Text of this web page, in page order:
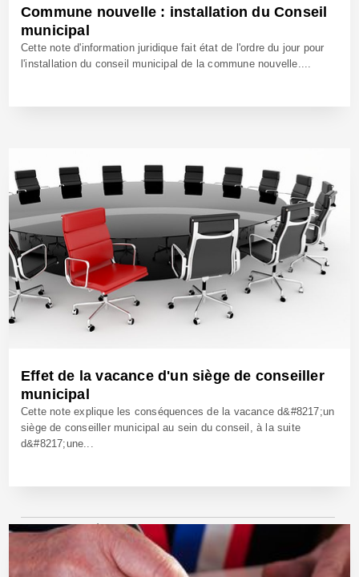
Commune nouvelle : installation du Conseil
municipal
Cette note d'information juridique fait état de l'ordre du jour pour
l'installation du conseil municipal de la commune nouvelle....
31 Déc 2018 - Réf: CW39172
Effet de la vacance d'un siège de conseiller
municipal
Cette note explique les conséquences de la vacance d&#8217;un
siège de conseiller municipal au sein du conseil, à la suite
d&#8217;une...
24 Sep 2015 - Réf: CW13976